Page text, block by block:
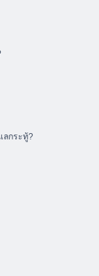
ลกระทู้?